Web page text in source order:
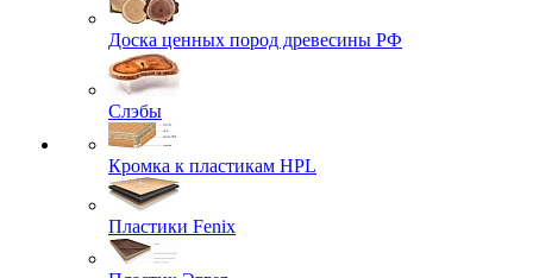
Доска ценных пород древесины РФ
Слэбы
Кромка к пластикам HPL
Пластики Fenix